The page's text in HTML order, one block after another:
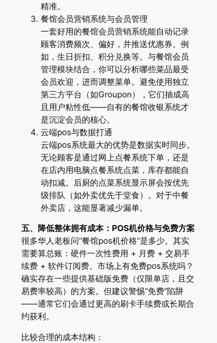
精准。
餐馆会员营销系统与会员管理
一套好用的餐馆会员营销系统能自动记录
顾客消费频次、偏好，并推送优惠券。例
如，生日折扣、积分兑换等。与餐馆会员
管理模块结合，你可以分析哪些菜品最受
会员欢迎，进而调整菜单。避免使用独立
第三方平台（如Groupon），它们抽成高
且用户粘性低——自有的餐馆收银系统才
是沉淀会员的核心。
云端pos与数据打通
云端pos系统最大的优势是数据实时同步。
无论顾客是通过网上点餐系统下单，还是
在店内用电脑点餐系统点菜，库存都能自
动扣减。后厨的点菜系统显示屏会按优先
级排队（如外卖优先于堂食）。对于中餐
外卖店，这能显著减少漏单。
五、降低整体拥有成本：POS机价格与免费方案
很多华人老板问“餐馆pos机价格”是多少。其实
需要算总账：硬件一次性费用 + 月费 + 交易手
续费 + 软件订阅费。市场上有免费pos系统吗？
确实存在一些提供基础版免费（仅限单店，且交
易费率较高）的方案。但建议警惕“免费”陷阱
——通常它们会通过更高的刷卡手续费或长期合
约获利。
比较合理的成本结构：